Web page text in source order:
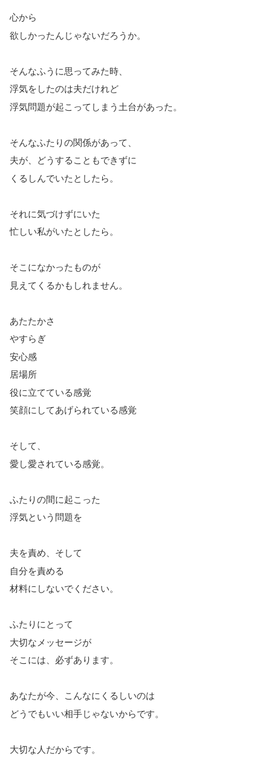
心から
欲しかったんじゃないだろうか。
そんなふうに思ってみた時、
浮気をしたのは夫だけれど
浮気問題が起こってしまう土台があった。
そんなふたりの関係があって、
夫が、どうすることもできずに
くるしんでいたとしたら。
それに気づけずにいた
忙しい私がいたとしたら。
そこになかったものが
見えてくるかもしれません。
あたたかさ
やすらぎ
安心感
居場所
役に立てている感覚
笑顔にしてあげられている感覚
そして、
愛し愛されている感覚。
ふたりの間に起こった
浮気という問題を
夫を責め、そして
自分を責める
材料にしないでください。
ふたりにとって
大切なメッセージが
そこには、必ずあります。
あなたが今、こんなにくるしいのは
どうでもいい相手じゃないからです。
大切な人だからです。